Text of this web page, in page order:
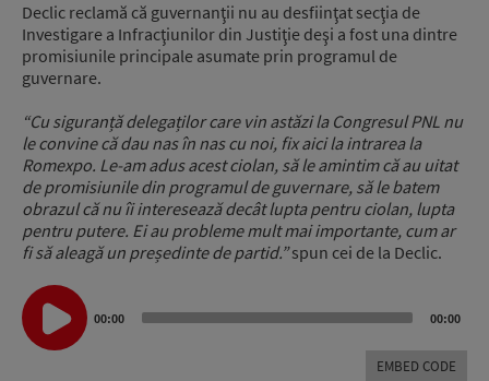
Declic reclamă că guvernanţii nu au desfiinţat secţia de
Investigare a Infracţiunilor din Justiţie deşi a fost una dintre
promisiunile principale asumate prin programul de
guvernare.
“Cu siguranță delegaților care vin astăzi la Congresul PNL nu
le convine că dau nas în nas cu noi, fix aici la intrarea la
Romexpo. Le-am adus acest ciolan, să le amintim că au uitat
de promisiunile din programul de guvernare, să le batem
obrazul că nu îi interesează decât lupta pentru ciolan, lupta
pentru putere. Ei au probleme mult mai importante, cum ar
fi să aleagă un președinte de partid.”spun cei de la Declic.
Audio
Player
00:00 00:00
EMBED CODE